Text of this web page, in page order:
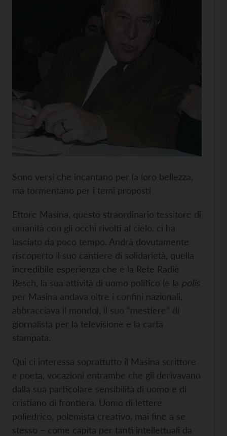
Sono versi che incantano per la loro bellezza,
ma tormentano per i temi proposti
Ettore Masina, questo straordinario tessitore di
umanità con gli occhi rivolti al cielo, ci ha
lasciato da poco tempo. Andrà dovutamente
riscoperto il suo cantiere di solidarietà, quella
incredibile esperienza che è la Rete Radiè
Resch, la sua attività di uomo politico (e la polis
per Masina andava oltre i confini nazionali,
abbracciava il mondo), il suo “mestiere” di
giornalista per la televisione e la carta
stampata.
Qui ci interessa soprattutto il Masina scrittore
e poeta, vocazioni entrambe che gli derivavano
dalla sua particolare sensibilità di uomo e di
cristiano di frontiera. Uomo di lettere
poliedrico, polemista creativo, mai fine a se
stesso – come capita per tanti intellettuali da